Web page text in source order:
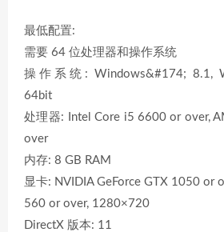
最低配置:
需要 64 位处理器和操作系统
操作系统: Windows&#174; 8.1,
64bit
处理器: Intel Core i5 6600 or over,
over
内存: 8 GB RAM
显卡: NVIDIA GeForce GTX 1050 or
560 or over, 1280×720
DirectX 版本: 11